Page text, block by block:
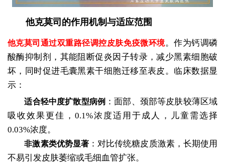
他克莫司的作用机制与适应范围
他克莫司通过双重路径调控皮肤免疫微环境。作为钙调磷
酸酶抑制剂，其能阻断促炎因子转录，减少黑素细胞破
坏，同时促进毛囊黑素干细胞迁移至表皮。临床数据显
示：
适合轻中度扩散型病例 ：面部、颈部等皮肤较薄区域
吸收效果更佳，0.1%浓度适用于成人，儿童需选择
0.03%浓度。
非激素类优势显著：对比传统糖皮质激素，长期使用
不易引发皮肤萎缩或毛细血管扩张。